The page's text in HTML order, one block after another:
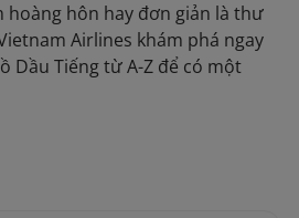
hoàng hôn hay đơn giản là thư
Airlines khám phá ngay
Dầu Tiếng từ A-Z để có một